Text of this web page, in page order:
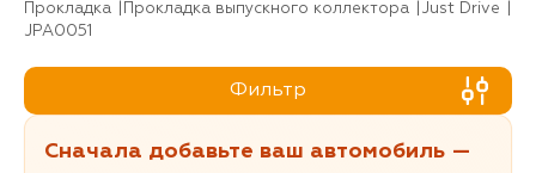
Прокладка
Прокладка выпускного коллектора
Just Drive
JPA0051
Фильтр
Сначала добавьте ваш автомобиль —